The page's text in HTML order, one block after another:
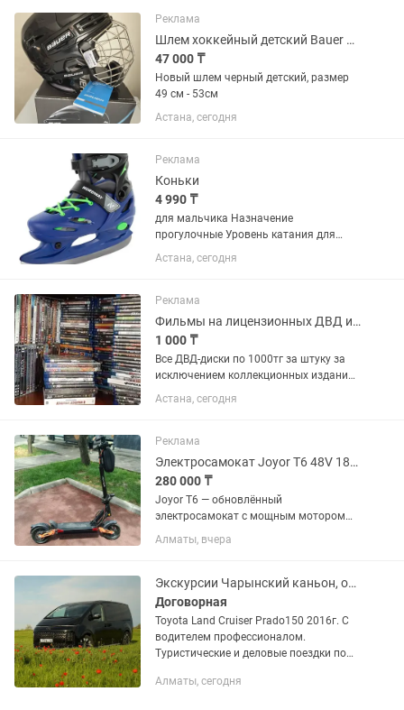
батареи хватает...
Реклама
Шлем хоккейный детский Bauer Prodigy
47 000 ₸
Новый шлем черный детский, размер
49 см - 53см
Астана, сегодня
Реклама
Коньки
4 990 ₸
для мальчика Назначение
прогулочные Уровень катания для
начинающих Размер 30, 31, 32, 33
Полнота стопы Regular Раздвижной
клипсы Цвет черный, синий
Астана, сегодня
Реклама
Фильмы на лицензионных ДВД и Блю-рей
1 000 ₸
Все ДВД-диски по 1000тг за штуку за
исключением коллекционных изданий.
На них цена указана отдельно. Все
блю-рей диски по 5000тг за штуку.
указана отдельно. СПИСОК...
Астана, сегодня
Реклама
Электросамокат Joyor T6 48V 18Ah черный
280 000 ₸
Joyor T6 — обновлённый
электросамокат с мощным мотором
600W и ёмкой батареей 48V 18Ah.
Главное отличие от серии S —
подвеска, усиленный механизм
складывания, встроенные...
Алматы, вчера
Экскурсии Чарынский каньон, озеро Кольсай, Каинды, Иссык, аренда минивэна.
Договорная
Toyota Land Cruiser Prado150 2016г. С
водителем профессионалом.
Туристические и деловые поездки по
Казахстану и ближнему зарубежью.
Алматы, сегодня